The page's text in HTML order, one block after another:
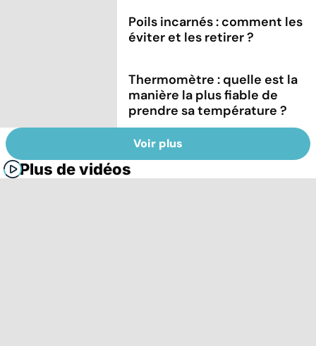
Poils incarnés : comment les
éviter et les retirer ?
Thermomètre : quelle est la
manière la plus fiable de
prendre sa température ?
Voir plus
Plus de vidéos